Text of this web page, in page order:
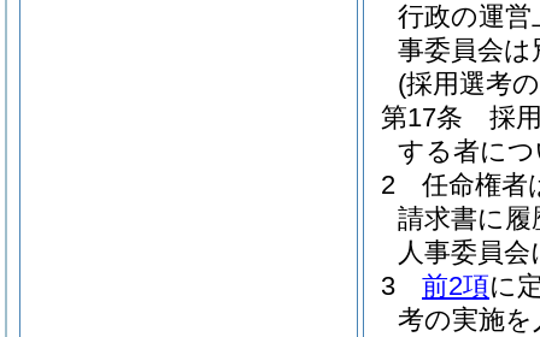
行政の運
事委員会
(採用選考
第17条
採
する者に
2
任命権者
請求書に
人事委員
3
前2項に
考の実施